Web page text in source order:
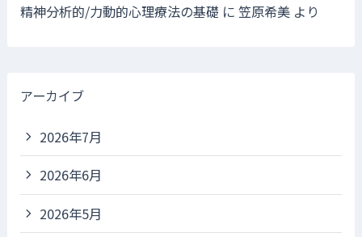
精神分析的/力動的心理療法の基礎 に 笠原希美より
アーカイブ
2026年7月
2026年6月
2026年5月